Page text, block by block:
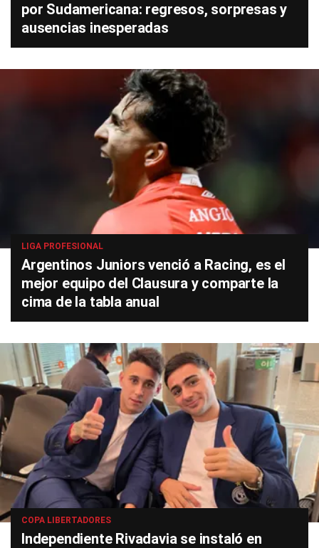
por Sudamericana: regresos, sorpresas y
ausencias inesperadas
LIGA PROFESIONAL
Argentinos Juniors venció a Racing, es el
mejor equipo del Clausura y comparte la
cima de la tabla anual
COPA LIBERTADORES
Independiente Rivadavia se instaló en